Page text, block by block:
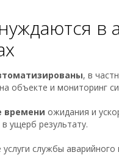
в
, в
объекте и мониторинг
времени ожидания и
ущерб результату.
службы